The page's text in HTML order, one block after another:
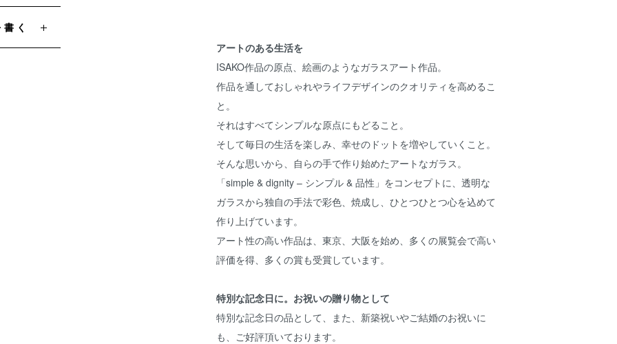
アートのある生活を
ISAKO作品の原点、絵画のようなガラスアート作品。
作品を通しておしゃれやライフデザインのクオリティを高めるこ
と。
それはすべてシンプルな原点にもどること。
そして毎日の生活を楽しみ、幸せのドットを増やしていくこと。
そんな思いから、自らの手で作り始めたアートなガラス。
「simple & dignity – シンプル & 品性」をコンセプトに、透明な
ガラスから独自の手法で彩色、焼成し、ひとつひとつ心を込めて
作り上げています。
アート性の高い作品は、東京、大阪を始め、多くの展覧会で高い
評価を得、多くの賞も受賞しています。
特別な記念日に。お祝いの贈り物として
特別な記念日の品として、また、新築祝いやご結婚のお祝いに
も、ご好評頂いております。
く